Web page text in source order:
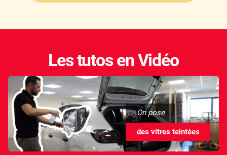
Les tutos en Vidéo
On pose
des vitres teintées